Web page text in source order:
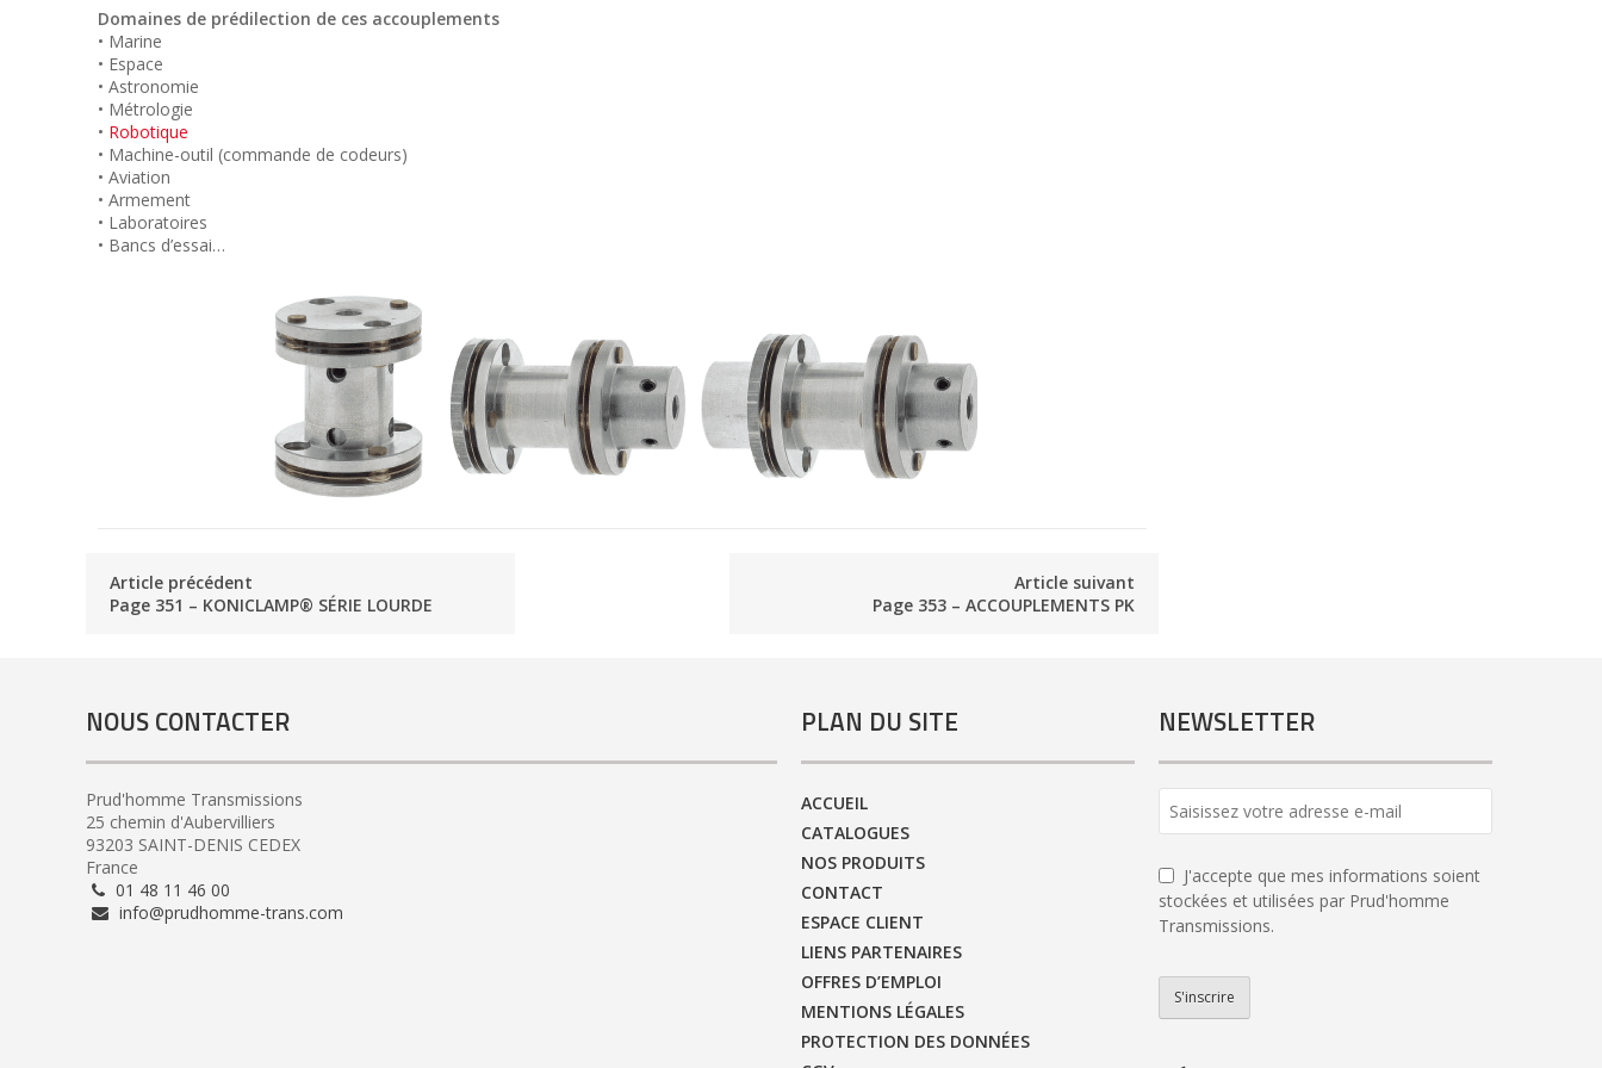
Domaines de prédilection de ces accouplements
• Marine
• Espace
• Astronomie
• Métrologie
• Robotique
• Machine-outil (commande de codeurs)
• Aviation
• Armement
• Laboratoires
• Bancs d’essai…
Article précédent
Page 351 – KONICLAMP® SÉRIE LOURDE
Article suivant
Page 353 – ACCOUPLEMENTS PK
NOUS CONTACTER
Prud'homme Transmissions
25 chemin d'Aubervilliers
93203 SAINT-DENIS CEDEX
France
01 48 11 46 00
info@prudhomme-trans.com
PLAN DU SITE
ACCUEIL
CATALOGUES
NOS PRODUITS
CONTACT
ESPACE CLIENT
LIENS PARTENAIRES
OFFRES D’EMPLOI
MENTIONS LÉGALES
PROTECTION DES DONNÉES
NEWSLETTER
J'accepte que mes informations soient
stockées et utilisées par Prud'homme
Transmissions.
S'inscrire